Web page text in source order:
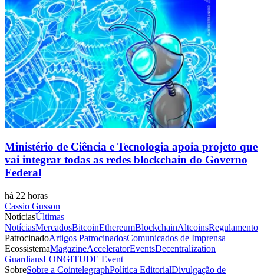
Ministério de Ciência e Tecnologia apoia projeto que
vai integrar todas as redes blockchain do Governo
Federal
há 22 horas
Cassio Gusson
NotíciasÚltimas
NotíciasMercadosBitcoinEthereumBlockchainAltcoinsRegulamento
PatrocinadoArtigos PatrocinadosComunicados de Imprensa
EcossistemaMagazineAcceleratorEventsDecentralization
GuardiansLONGITUDE Event
SobreSobre a CointelegraphPolítica EditorialDivulgação de